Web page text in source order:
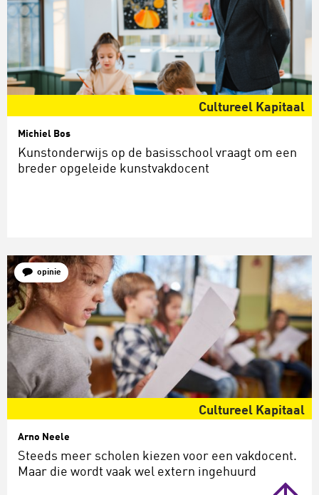
Cultureel Kapitaal
Michiel Bos
Kunstonderwijs op de basisschool vraagt om een
breder opgeleide kunstvakdocent
opinie
Cultureel Kapitaal
Arno Neele
Steeds meer scholen kiezen voor een vakdocent.
Maar die wordt vaak wel extern ingehuurd